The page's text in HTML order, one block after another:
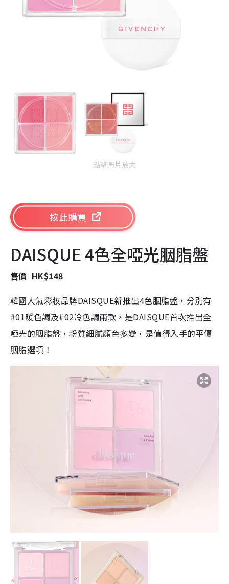
點擊圖片放大
按此購買
DAISQUE 4色全啞光胭脂盤
售價 HK$148
韓國人氣彩妝品牌DAISQUE新推出4色胭脂盤，分別有
#01暖色調及#02冷色調兩款，是DAISQUE首次推出全
啞光的胭脂盤，粉質細膩顏色多變，是值得入手的平價
胭脂選項！